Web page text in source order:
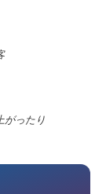
がったり